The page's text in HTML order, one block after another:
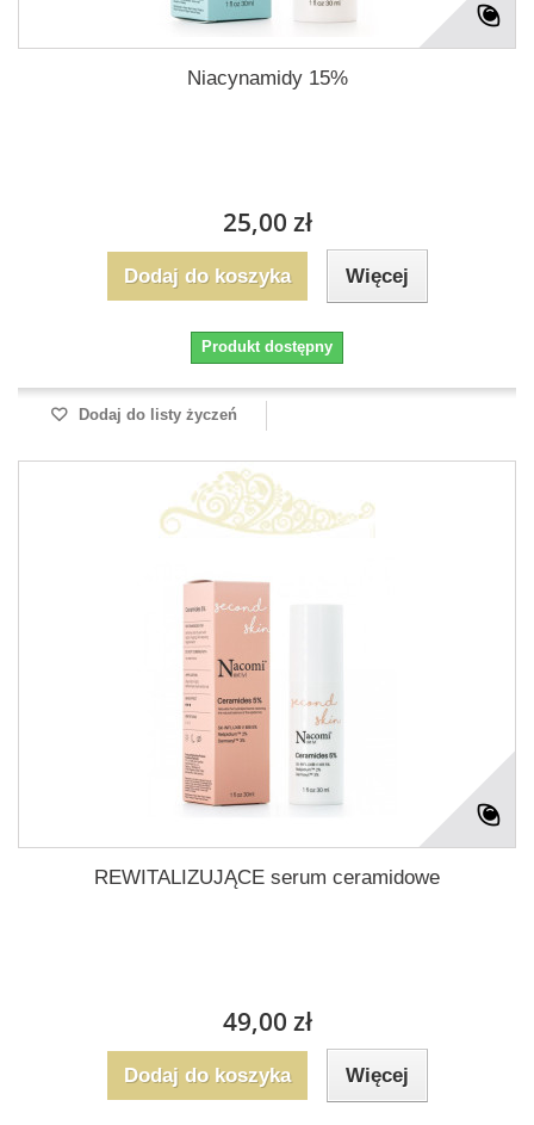
Niacynamidy 15%
25,00 zł
Dodaj do koszyka Więcej
Produkt dostępny
Dodaj do listy życzeń
REWITALIZUJĄCE serum ceramidowe
49,00 zł
Dodaj do koszyka Więcej